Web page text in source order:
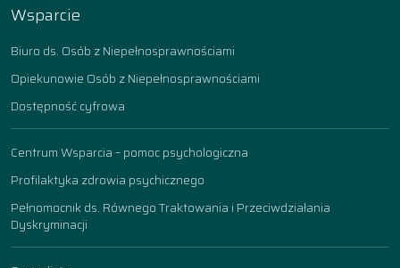
Wsparcie
Biuro ds. Osób z Niepełnosprawnościami
Opiekunowie Osób z Niepełnosprawnościami
Dostępność cyfrowa
Centrum Wsparcia – pomoc psychologiczna
Profilaktyka zdrowia psychicznego
Pełnomocnik ds. Równego Traktowania i Przeciwdziałania
Dyskryminacji